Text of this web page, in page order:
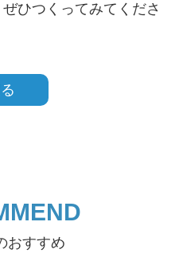
ひつくってみてくださ
おすすめ